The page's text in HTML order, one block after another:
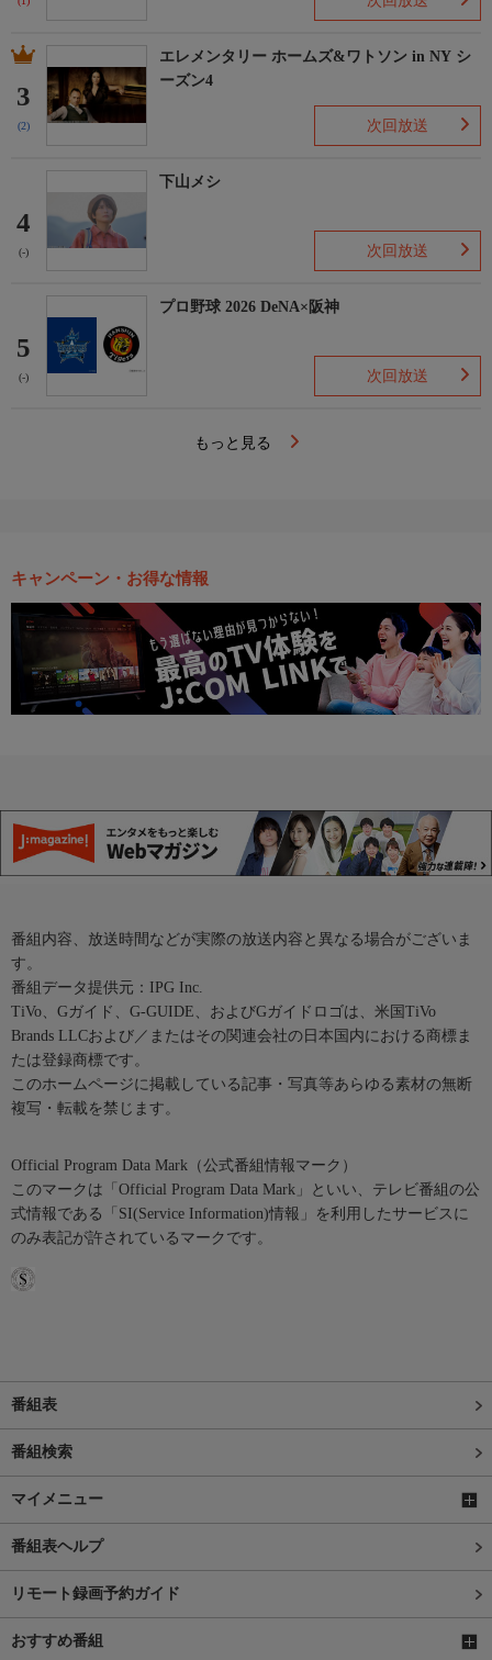
3
(2)
エレメンタリー ホームズ&ワトソン in NY シ
ーズン4
次回放送
4
(-)
下山メシ
次回放送
5
(-)
プロ野球 2026 DeNA×阪神
次回放送
もっと見る
キャンペーン・お得な情報
番組内容、放送時間などが実際の放送内容と異なる場合がございま
す。
番組データ提供元：IPG Inc.
TiVo、Gガイド、G-GUIDE、およびGガイドロゴは、米国TiVo
Brands LLCおよび／またはその関連会社の日本国内における商標ま
たは登録商標です。
このホームページに掲載している記事・写真等あらゆる素材の無断
複写・転載を禁じます。
Official Program Data Mark（公式番組情報マーク）
このマークは「Official Program Data Mark」といい、テレビ番組の公
式情報である「SI(Service Information)情報」を利用したサービスに
のみ表記が許されているマークです。
番組表
番組検索
マイメニュー
番組表ヘルプ
リモート録画予約ガイド
おすすめ番組